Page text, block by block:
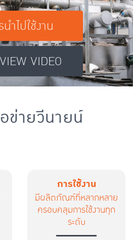
ำไปใช้งาน
ข่ายวีนายน์
การใช้งาน
มีผลิตภัณฑ์ที่หลากหลาย
ครอบคลุมการใช้งานทุก
ระดับ